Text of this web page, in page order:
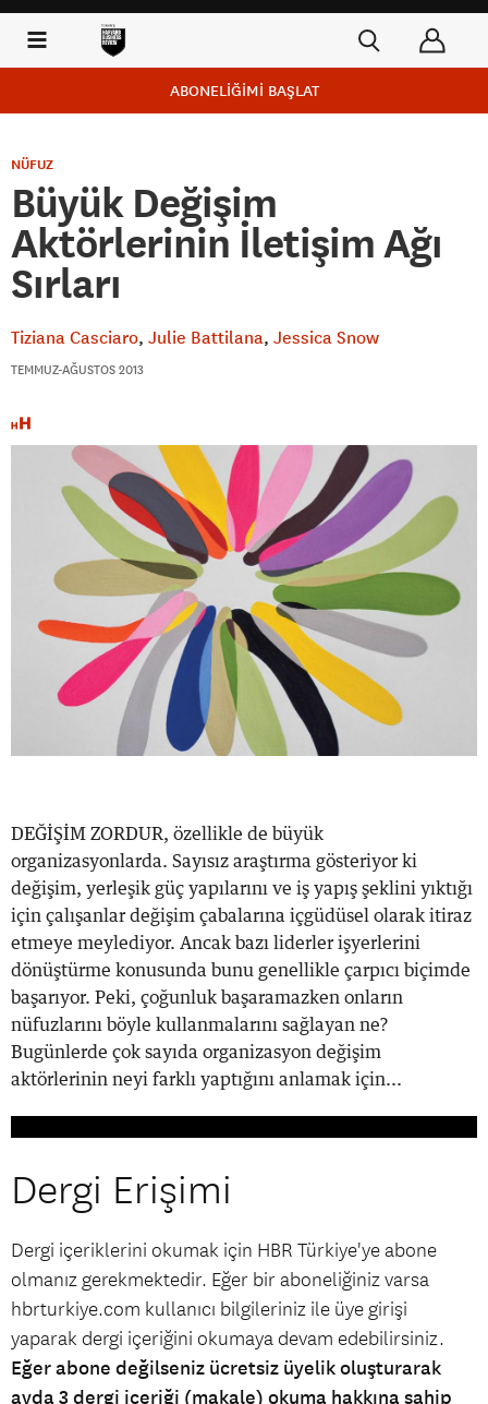
ABONELİĞİMİ BAŞLAT
NÜFUZ
Büyük Değişim
Aktörlerinin İletişim Ağı
Sırları
Tiziana Casciaro Julie Battilana Jessica Snow
TEMMUZ-AĞUSTOS 2013
DEĞİŞİM ZORDUR, özellikle de büyük
organizasyonlarda. Sayısız araştırma gösteriyor ki
değişim, yerleşik güç yapılarını ve iş yapış şeklini yıktığı
için çalışanlar değişim çabalarına içgüdüsel olarak itiraz
etmeye meylediyor. Ancak bazı liderler işyerlerini
dönüştürme konusunda bunu genellikle çarpıcı biçimde
başarıyor. Peki, çoğunluk başaramazken onların
nüfuzlarını böyle kullanmalarını sağlayan ne?
Bugünlerde çok sayıda organizasyon değişim
aktörlerinin neyi farklı yaptığını anlamak için...
Dergi Erişimi
Dergi içeriklerini okumak için HBR Türkiye'ye abone
olmanız gerekmektedir. Eğer bir aboneliğiniz varsa
hbrturkiye.com kullanıcı bilgileriniz ile üye girişi
yaparak dergi içeriğini okumaya devam edebilirsiniz.
Eğer abone değilseniz ücretsiz üyelik oluşturarak
ayda 3 dergi içeriği (makale) okuma hakkına sahip